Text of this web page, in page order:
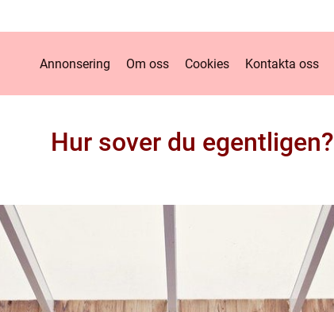
Annonsering Om oss Cookies Kontakta oss
Hur sover du egentligen?